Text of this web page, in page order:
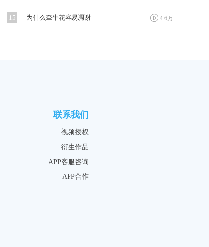
15 为什么牵牛花容易凋谢  4.6万
联系我们
视频授权
衍生作品
APP客服咨询
APP合作